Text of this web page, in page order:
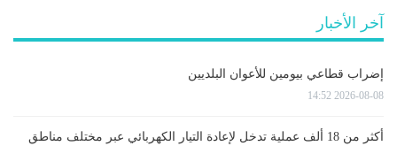
آخر الأخبار
إضراب قطاعي بيومين للأعوان البلديين
2026-08-08 14:52
أكثر من 18 ألف عملية تدخل لإعادة التيار الكهربائي عبر مختلف مناطق